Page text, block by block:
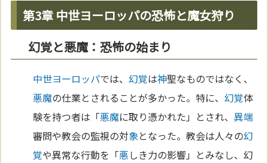
第3章 中世ヨーロッパの恐怖と魔女狩り
幻覚と悪魔：恐怖の始まり
中世ヨーロッパでは、幻覚は神聖なものではなく、
悪魔の仕業とされることが多かった。特に、幻覚体
験を持つ者は「悪魔に取り憑かれた」とされ、異端
審問や教会の監視の対象となった。教会は人々の幻
覚や異常な行動を「悪しき力の影響」とみなし、幻